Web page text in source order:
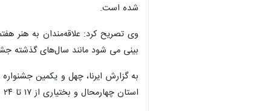
شده است.
وی تصریح کرد: علاقه‌مندان به هنر
بینی می شود مانند سال‌های گذشته
استان چهارمحال و بختیاری از ۱۷ تا ۲۴ بهمن در دو سینمای بهمن و غدیر شهرکرد.